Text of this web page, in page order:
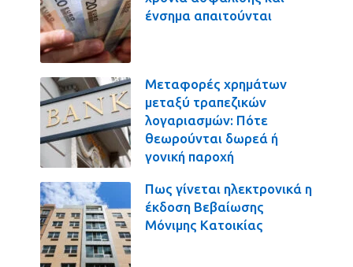
ένσημα απαιτούνται
Μεταφορές χρημάτων
μεταξύ τραπεζικών
λογαριασμών: Πότε
θεωρούνται δωρεά ή
γονική παροχή
Πως γίνεται ηλεκτρονικά η
έκδοση Βεβαίωσης
Μόνιμης Κατοικίας